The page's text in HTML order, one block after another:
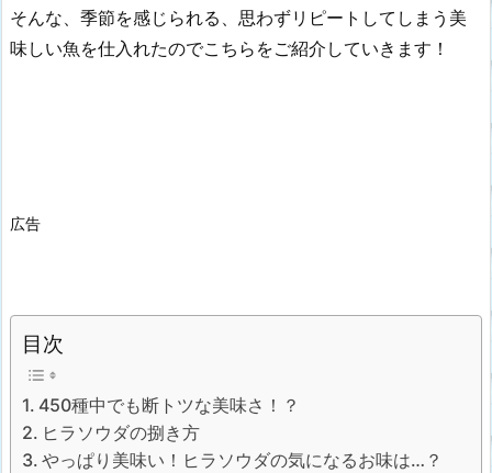
そんな、季節を感じられる、思わずリピートしてしまう美
味しい魚を仕入れたのでこちらをご紹介していきます！
広告
目次
450種中でも断トツな美味さ！？
ヒラソウダの捌き方
やっぱり美味い！ヒラソウダの気になるお味は…？